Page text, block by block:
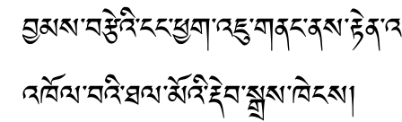
འཁོལ་བའི་ཐལ་མོའི་རྡེབ་སྒྲས་ཁེངས།